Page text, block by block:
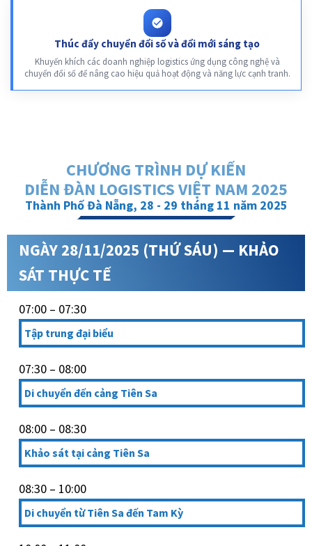
Thúc đẩy chuyển đổi số và đổi mới sáng tạo
Khuyến khích các doanh nghiệp logistics ứng dụng công nghệ và
chuyển đổi số để nâng cao hiệu quả hoạt động và năng lực cạnh tranh.
CHƯƠNG TRÌNH DỰ KIẾN
DIỄN ĐÀN LOGISTICS VIỆT NAM 2025
Thành Phố Đà Nẵng, 28 - 29 tháng 11 năm 2025
NGÀY 28/11/2025 (THỨ SÁU) — KHẢO
SÁT THỰC TẾ
07:00 – 07:30
Tập trung đại biểu
07:30 – 08:00
Di chuyển đến cảng Tiên Sa
08:00 – 08:30
Khảo sát tại cảng Tiên Sa
08:30 – 10:00
Di chuyển từ Tiên Sa đến Tam Kỳ